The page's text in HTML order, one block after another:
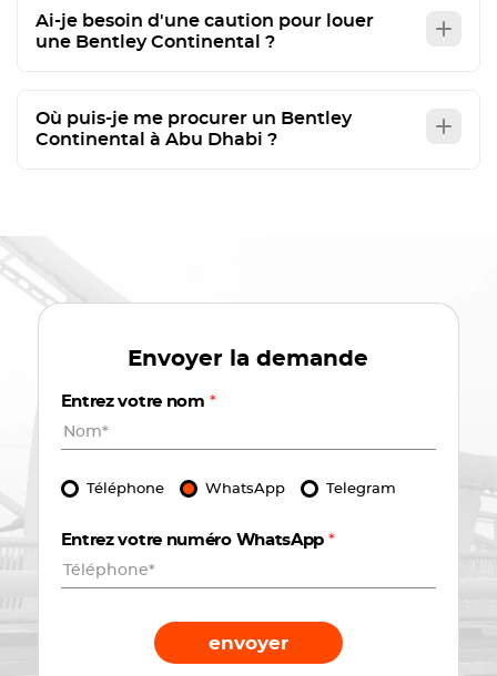
Ai-je besoin d'une caution pour louer
une Bentley Continental ?
Où puis-je me procurer un Bentley
Continental à Abu Dhabi ?
Envoyer la demande
Entrez votre nom *
Téléphone WhatsApp Telegram
Entrez votre numéro WhatsApp *
envoyer